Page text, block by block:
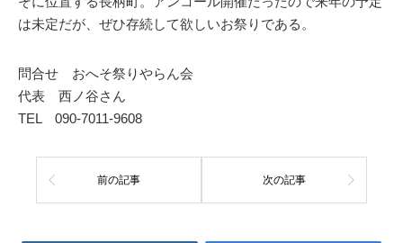
は未定だが、ぜひ存続して欲しいお祭りである。
問合せ おへそ祭りやらん会
代表 西ノ谷さん
TEL 090-7011-9608
前の記事 次の記事